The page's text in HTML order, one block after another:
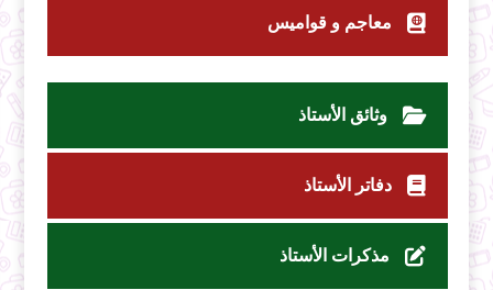
معاجم و قواميس
وثائق الأستاذ
دفاتر الأستاذ
مذكرات الأستاذ